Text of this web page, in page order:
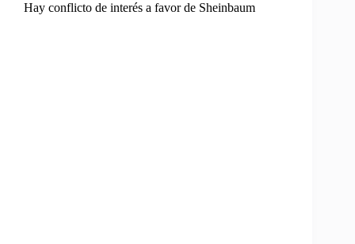
Hay conflicto de interés a favor de Sheinbaum